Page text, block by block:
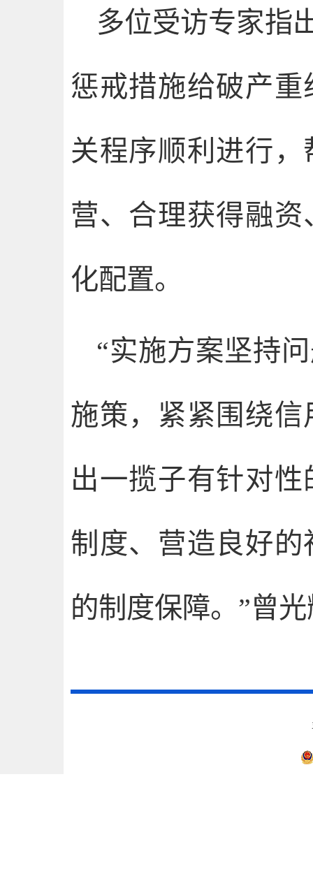
多位受访专家指
惩戒措施给破产
关程序顺利进行
营、合理获得融
化配置。
“实施方案坚持
施策，紧紧围绕
出一揽子有针对
制度、营造良好
的制度保障。”曾